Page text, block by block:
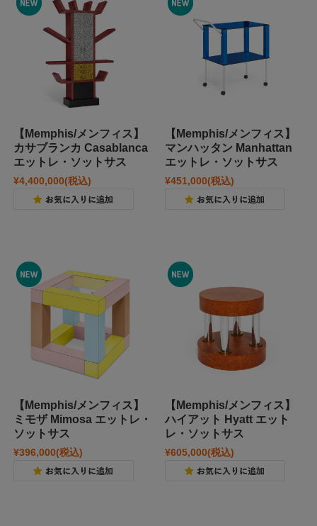
【Memphis/メンフィス】
カサブランカ Casablanca
エットレ・ソットサス
¥4,400,000(税込)
【Memphis/メンフィス】
マンハッタン Manhattan
エットレ・ソットサス
¥451,000(税込)
【Memphis/メンフィス】
ミモザ Mimosa エットレ・
ソットサス
¥396,000(税込)
【Memphis/メンフィス】
ハイアット Hyatt エット
レ・ソットサス
¥605,000(税込)